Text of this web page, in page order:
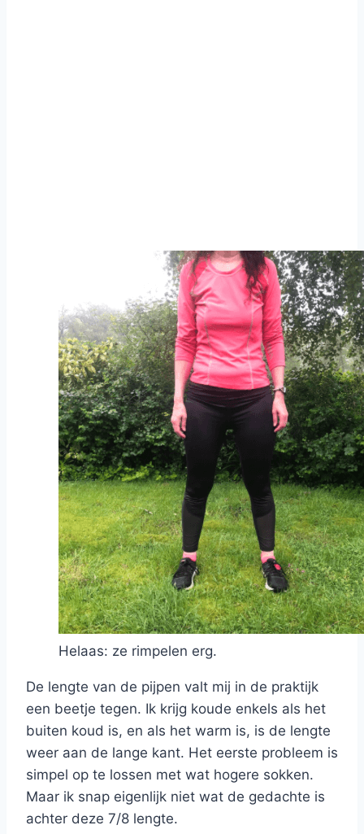
Helaas: ze rimpelen erg.
De lengte van de pijpen valt mij in de praktijk
een beetje tegen. Ik krijg koude enkels als het
buiten koud is, en als het warm is, is de lengte
weer aan de lange kant. Het eerste probleem is
simpel op te lossen met wat hogere sokken.
Maar ik snap eigenlijk niet wat de gedachte is
achter deze 7/8 lengte.